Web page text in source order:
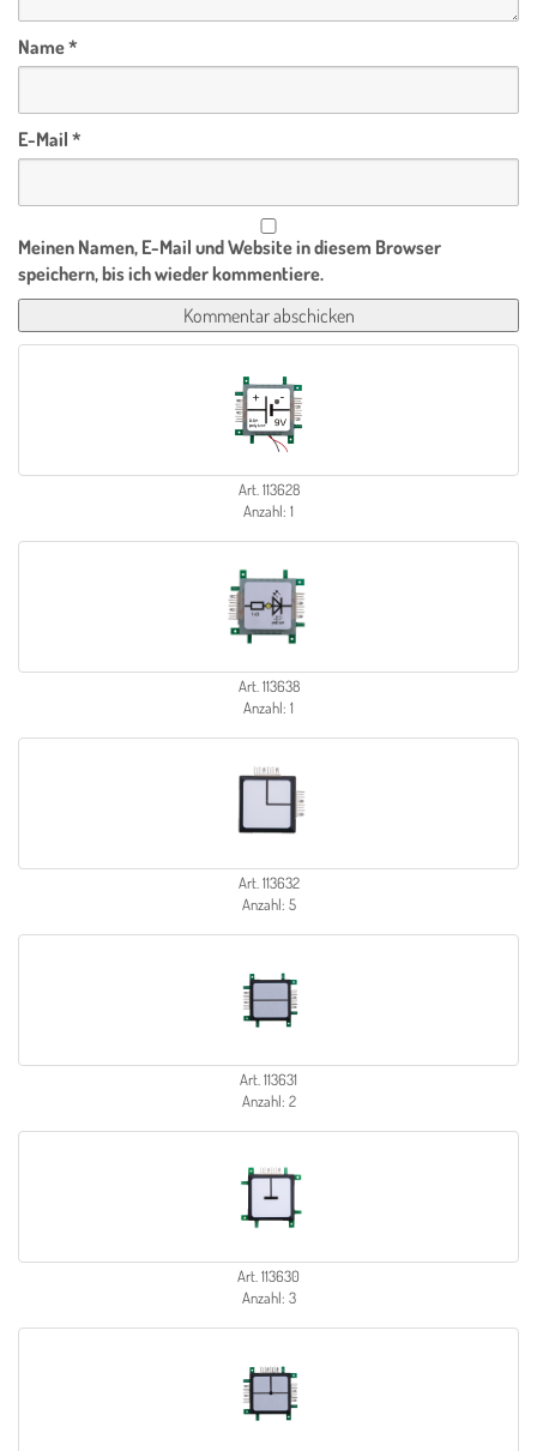
Name*
E-Mail *
Meinen Namen, E-Mail und Website in diesem Browser
speichern, bis ich wieder kommentiere.
Art. 113628
Anzahl: 1
Art. 113638
Anzahl: 1
Art. 113632
Anzahl: 5
Art. 113631
Anzahl: 2
Art. 113630
Anzahl: 3